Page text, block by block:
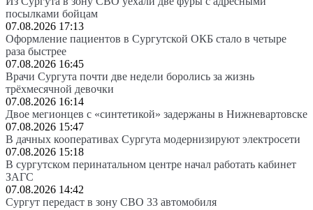
посылками бойцам
07.08.2026 17:13
Оформление пациентов в Сургутской ОКБ стало в четыре
раза быстрее
07.08.2026 16:45
Врачи Сургута почти две недели боролись за жизнь
трёхмесячной девочки
07.08.2026 16:14
Двое мегионцев с «синтетикой» задержаны в Нижневартовске
07.08.2026 15:47
В дачных кооперативах Сургута модернизируют электросети
07.08.2026 15:18
В сургутском перинатальном центре начал работать кабинет
ЗАГС
07.08.2026 14:42
Сургут передаст в зону СВО 33 автомобиля